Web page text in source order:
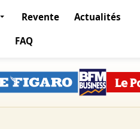
Revente
Actualités
FAQ